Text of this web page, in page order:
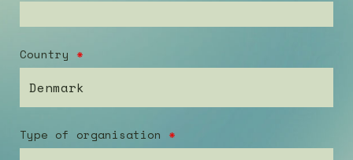
Country *
Type of organisation *